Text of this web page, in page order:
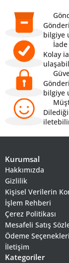
bilgiye
Kolay
bilgiye
Kurumsal
Hakkımızda
Gizlilik
Kişisel Verilerin
İşlem Rehberi
Çerez Politikası
Mesafeli Satış
Ödeme Seçenekleri
İletişim
Kategoriler